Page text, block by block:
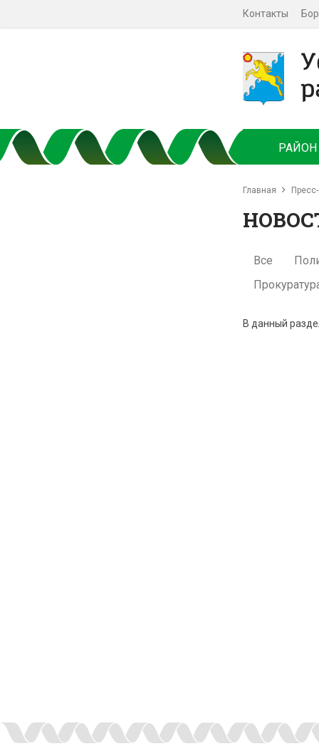
Контакты
РАЙОН
Главная
Все
В данный